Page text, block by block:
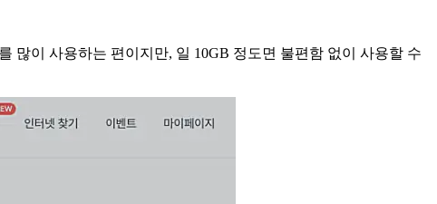
많이 사용하는 편이지만, 일 10GB 정도면 불편함 없이 사용할 수